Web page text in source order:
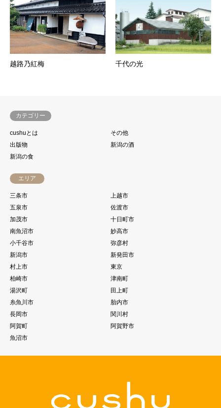
越路乃紅梅 千代の光
カテゴリー
cushuとは
その他
出版物
新潟の酒
新潟の食
エリア
三条市
上越市
五泉市
佐渡市
加茂市
十日町市
南魚沼市
妙高市
小千谷市
弥彦村
新潟市
新発田市
村上市
東京
柏崎市
津南町
湯沢町
田上町
糸魚川市
胎内市
長岡市
関川村
阿賀町
阿賀野市
魚沼市